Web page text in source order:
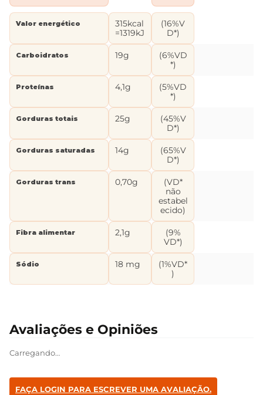
Valor energético
315kcal
=1319kJ
(16%V
D*)
Carboidratos 19g
(6%VD
*)
Proteínas 4,1g
(5%VD
*)
Gorduras totais 25g
(45%V
D*)
Gorduras saturadas 14g
(65%V
D*)
Gorduras trans 0,70g
(VD*
não
estabel
ecido)
Fibra alimentar 2,1g
(9%
VD*)
Sódio 18 mg
(1%VD*
)
Carregando…
FAÇA LOGIN PARA ESCREVER UMA AVALIAÇÃO.